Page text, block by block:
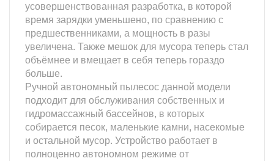
усовершенствованная разработка, в которой
время зарядки уменьшено, по сравнению с
предшественниками, а мощность в разы
увеличена. Также мешок для мусора теперь стал
объёмнее и вмещает в себя теперь гораздо
больше.
Ручной автономный пылесос данной модели
подходит для обслуживания собственных и
гидромассажный бассейнов, в которых
собирается песок, маленькие камни, насекомые
и остальной мусор. Устройство работает в
полноценно автономном режиме от